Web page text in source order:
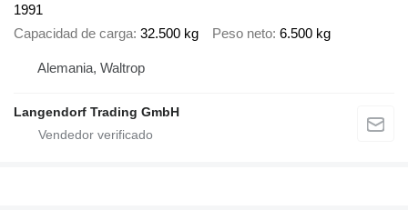
1991
Capacidad de carga 32.500 kg Peso neto 6.500 kg
Alemania, Waltrop
Langendorf Trading GmbH